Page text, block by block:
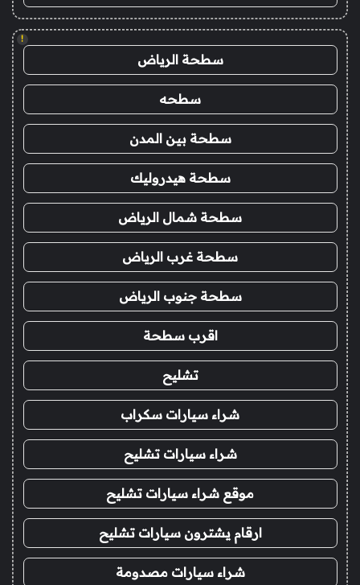
!
سطحة الرياض
سطحه
سطحة بين المدن
سطحة هيدروليك
سطحة شمال الرياض
سطحة غرب الرياض
سطحة جنوب الرياض
اقرب سطحة
تشليح
شراء سيارات سكراب
شراء سيارات تشليح
موقع شراء سيارات تشليح
ارقام يشترون سيارات تشليح
شراء سيارات مصدومة